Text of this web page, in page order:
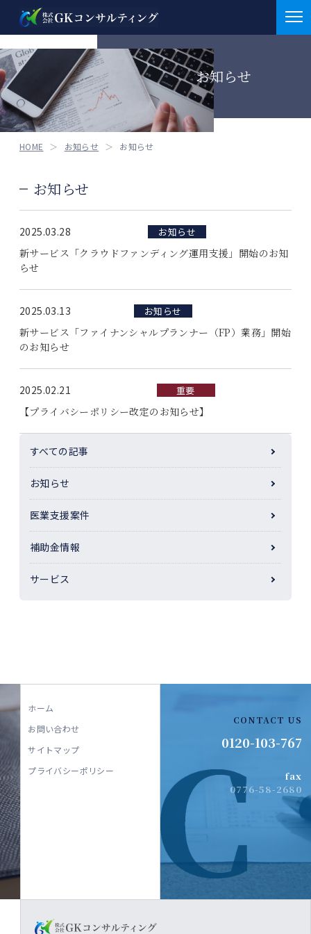
お知らせ
お知らせ
お知らせ
重要
採択実績
その他
会社概要
M&A
BCP策定支援
補助金申請支援
クラウドファンディング
採用情報
お問い合わせ
お知らせ
HOME お知らせ お知らせ
お知らせ
2025.03.28 お知らせ
新サービス「クラウドファンディング運用支援」開始のお知
らせ
2025.03.13 お知らせ
新サービス「ファイナンシャルプランナー（FP）業務」開始
のお知らせ
2025.02.21 重要
【プライバシーポリシー改定のお知らせ】
すべての記事
お知らせ
医業支援案件
補助金情報
サービス
ホーム
お問い合わせ
サイトマップ
プライバシーポリシー
CONTACT US
0120-103-767
fax
0776-58-2680